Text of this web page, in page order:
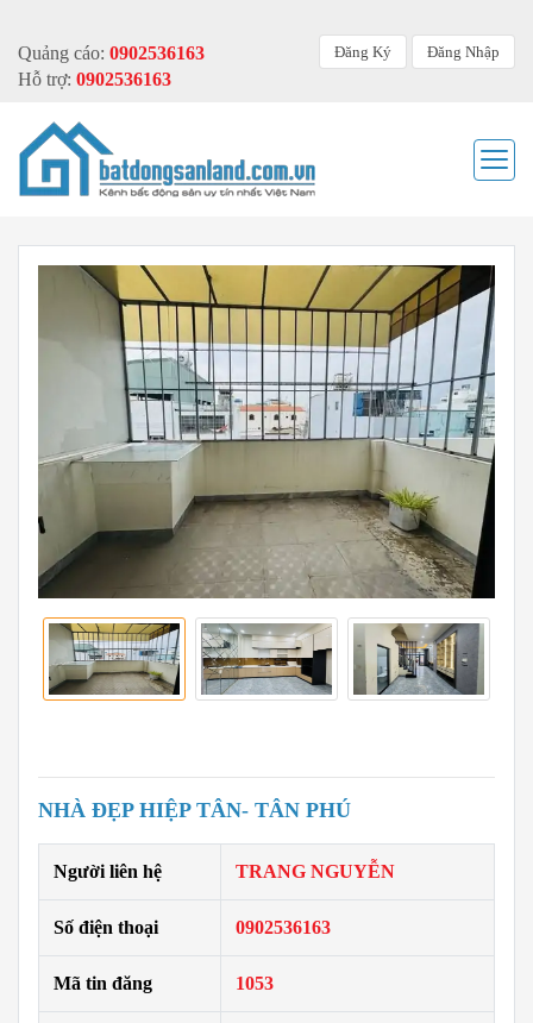
Quảng cáo: 0902536163
Hỗ trợ: 0902536163
Đăng Ký Đăng Nhập
NHÀ ĐẸP HIỆP TÂN- TÂN PHÚ
Người liên hệ TRANG NGUYỄN
Số điện thoại 0902536163
Mã tin đăng 1053